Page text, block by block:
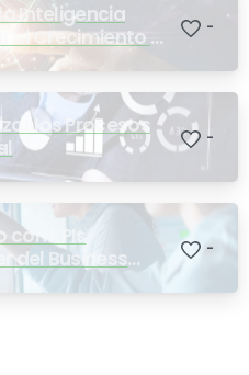
Inteligencia
el Crecimiento y
-
los Procesos
-
con KPIs
del Business
-